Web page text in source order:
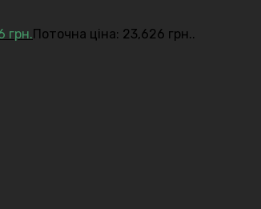
грн.Поточна ціна: 23,626 грн..